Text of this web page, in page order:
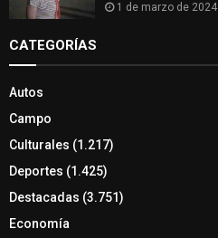
1 de marzo de 2024
CATEGORÍAS
Autos
Campo
Culturales (1.217)
Deportes (1.425)
Destacadas (3.751)
Economía